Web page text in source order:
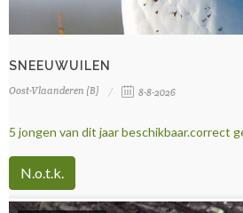
SNEEUWUILEN
Oost-Vlaanderen (B) 8-8-2026
5 jongen van dit jaar beschikbaar.correct
N.o.t.k.